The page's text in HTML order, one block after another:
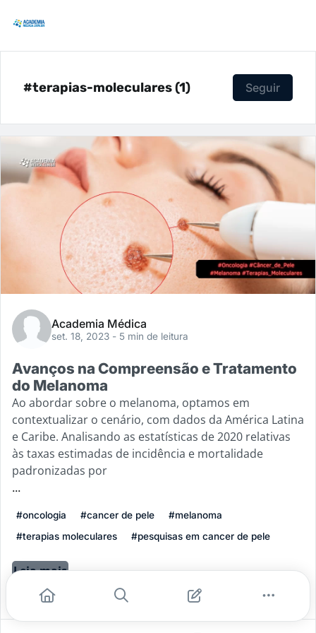
#terapias-moleculares (1) Seguir
Academia Médica
set. 18, 2023 - 5 min de leitura
Avanços na Compreensão e Tratamento
do Melanoma
Ao abordar sobre o melanoma, optamos em
contextualizar o cenário, com dados da América Latina
e Caribe. Analisando as estatísticas de 2020 relativas
às taxas estimadas de incidência e mortalidade
padronizadas por
...
#oncologia #cancer de pele
#melanoma
#terapias moleculares
#pesquisas em cancer de pele
Leia mais